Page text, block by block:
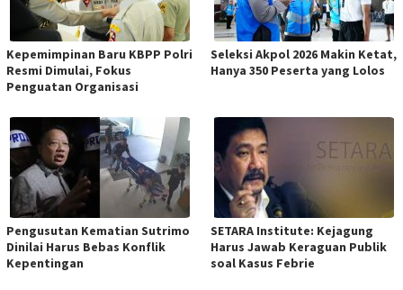
Kepemimpinan Baru KBPP Polri
Resmi Dimulai, Fokus
Penguatan Organisasi
Seleksi Akpol 2026 Makin Ketat,
Hanya 350 Peserta yang Lolos
Pengusutan Kematian Sutrimo
Dinilai Harus Bebas Konflik
Kepentingan
SETARA Institute: Kejagung
Harus Jawab Keraguan Publik
soal Kasus Febrie